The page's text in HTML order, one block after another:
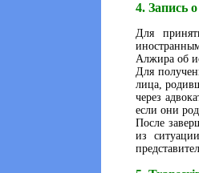
4. Запись
Для
Алжира об
Для
лица,
через
если они
После
из